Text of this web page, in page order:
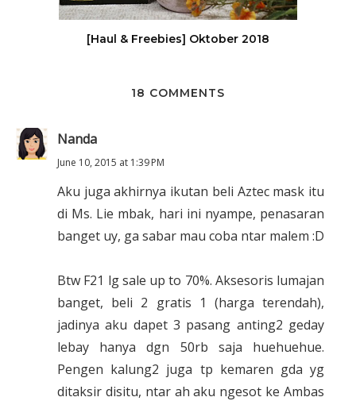
[Haul & Freebies] Oktober 2018
18 COMMENTS
Nanda
June 10, 2015 at 1:39 PM
Aku juga akhirnya ikutan beli Aztec mask itu
di Ms. Lie mbak, hari ini nyampe, penasaran
banget uy, ga sabar mau coba ntar malem :D
Btw F21 lg sale up to 70%. Aksesoris lumajan
banget, beli 2 gratis 1 (harga terendah),
jadinya aku dapet 3 pasang anting2 geday
lebay hanya dgn 50rb saja huehuehue.
Pengen kalung2 juga tp kemaren gda yg
ditaksir disitu, ntar ah aku ngesot ke Ambas